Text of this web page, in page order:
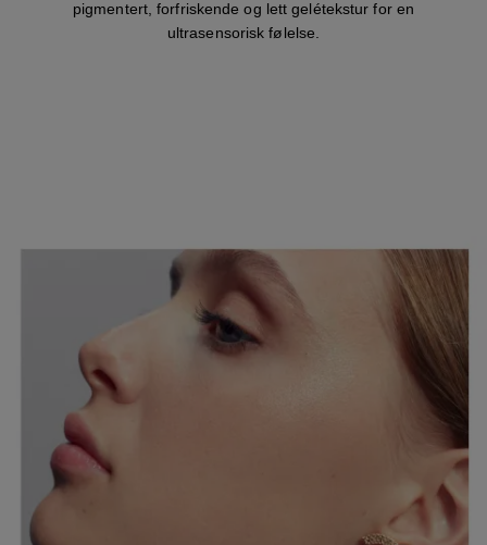
pigmentert, forfriskende og lett gelétekstur for en
ultrasensorisk følelse.